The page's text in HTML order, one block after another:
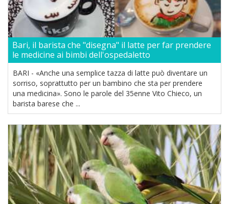
Bari, il barista che "disegna" il latte per far prendere
le medicine ai bimbi dell'ospedaletto
BARI - «Anche una semplice tazza di latte può diventare un
sorriso, soprattutto per un bambino che sta per prendere
una medicina». Sono le parole del 35enne Vito Chieco, un
barista barese che ...